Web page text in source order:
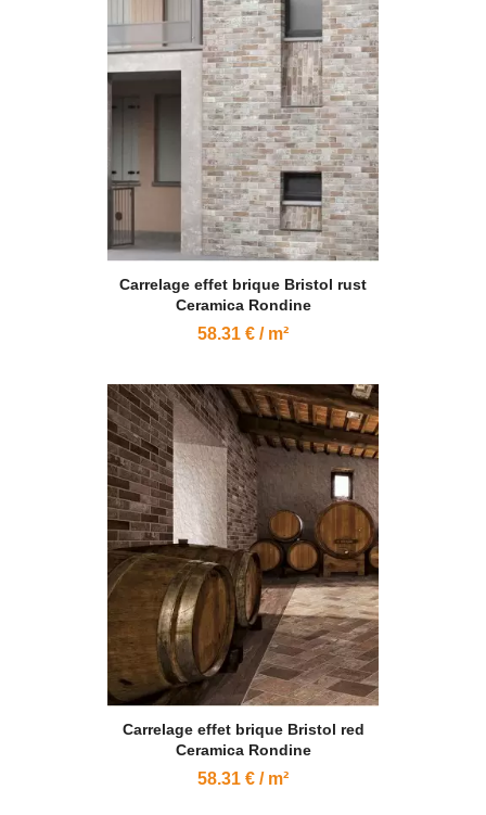
Carrelage effet brique Bristol rust
Ceramica Rondine
58.31 € / m²
Carrelage effet brique Bristol red
Ceramica Rondine
58.31 € / m²